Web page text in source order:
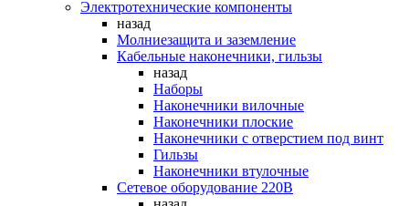
Электротехнические компоненты
назад
Молниезащита и заземление
Кабельные наконечники, гильзы
назад
Наборы
Наконечники вилочные
Наконечники плоские
Наконечники с отверстием под винт
Гильзы
Наконечники втулочные
Сетевое оборудование 220В